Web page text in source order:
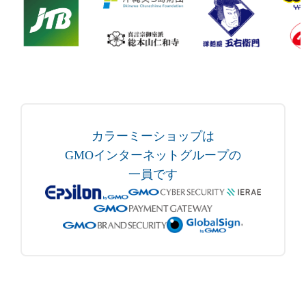
カラーミーショップは
GMOインターネットグループの
一員です